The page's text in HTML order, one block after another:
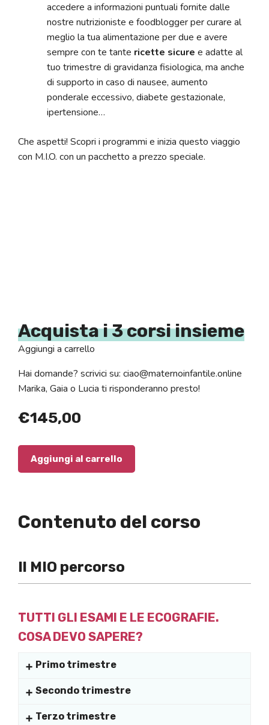
accedere a informazioni puntuali fornite dalle
nostre nutrizioniste e foodblogger per curare al
meglio la tua alimentazione per due e avere
sempre con te tante ricette sicure e adatte al
tuo trimestre di gravidanza fisiologica, ma anche
di supporto in caso di nausee, aumento
ponderale eccessivo, diabete gestazionale,
ipertensione…
Che aspetti! Scopri i programmi e inizia questo viaggio
con M.I.O. con un pacchetto a prezzo speciale.
Acquista i 3 corsi insieme
Aggiungi a carrello
Hai domande? scrivici su: ciao@maternoinfantile.online
Marika, Gaia o Lucia ti risponderanno presto!
€145,00
Aggiungi al carrello
Contenuto del corso
Il MIO percorso
TUTTI GLI ESAMI E LE ECOGRAFIE.
COSA DEVO SAPERE?
Primo trimestre
Primi esami ematici ed esenzioni
La translucenza nucale (NT) e il Bitest o
Secondo trimestre
La visita e gli esami del II trimestre
Terzo trimestre